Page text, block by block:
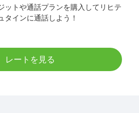
ットや通話プランを購入してリヒテ
タインに通話しよう！
レートを見る